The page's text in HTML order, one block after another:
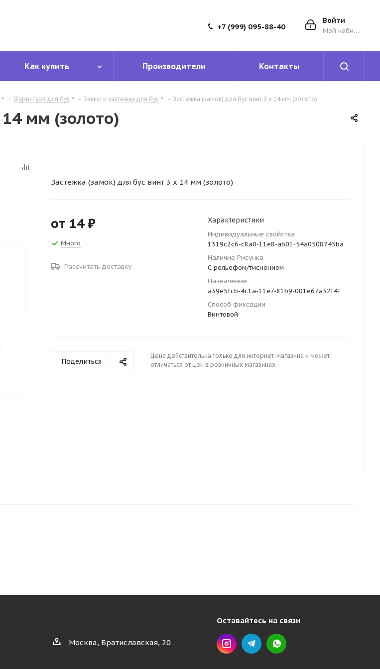
Войти
Мой кабинет
+7 (999) 095-88-40
Как купить Производители Контакты
- Фурнитура для бус - Замки и застежки для бус - Застежка (замок) для бус винт 3 х 14 мм (золото)
мм (золото)
:
Застежка (замок) для бус винт 3 х 14 мм (золото)
от 14 ₽
Много
Рассчитать доставку
Характеристики
Индивидуальные свойства
1319c2c6-c8a0-11e8-ab01-54a0508745ba
Наличие Рисунка
С рельефом/тиснением
Назначение
a39e5fcb-4c1a-11e7-81b9-001e67a32f4f
Способ фиксации
Винтовой
Поделиться
Цена действительна только для интернет-магазина и может
отличаться от цен в розничных магазинах
Москва, Братиславская, 20
Оставайтесь на связи